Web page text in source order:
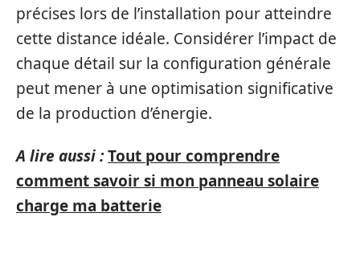
précises lors de l’installation pour atteindre
cette distance idéale. Considérer l’impact de
chaque détail sur la configuration générale
peut mener à une optimisation significative
de la production d’énergie.
A lire aussi :Tout pour comprendre
comment savoir si mon panneau solaire
charge ma batterie